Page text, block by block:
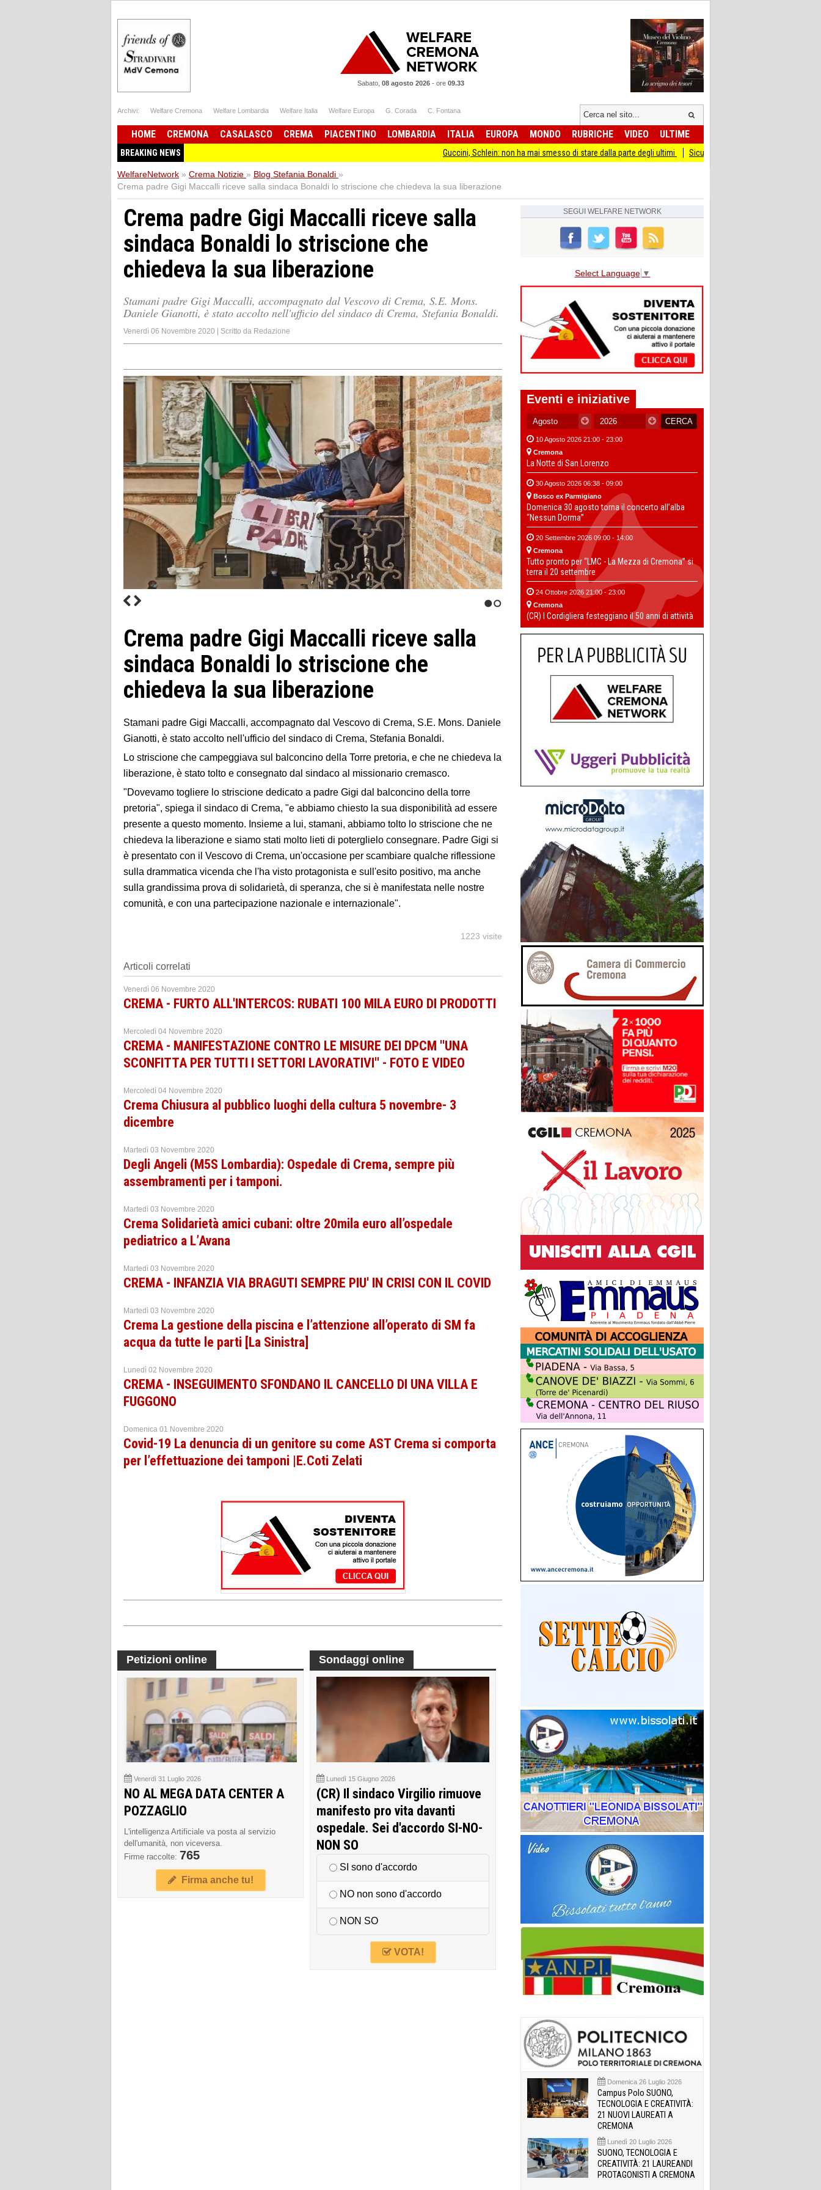
Sabato, 08 agosto 2026- ore 09.33
Archivi: Welfare Cremona Welfare Lombardia Welfare Italia Welfare Europa G. Corada C. Fontana
HOME CREMONA CASALASCO CREMA PIACENTINO LOMBARDIA ITALIA EUROPA MONDO RUBRICHE VIDEO ULTIME
BREAKING NEWS Guccini, Schlein: non ha mai smesso di stare dalla parte degli ultimi Sicurezza I Giovani Democratici ribattono ai
WelfareNetwork » Crema Notizie » Blog Stefania Bonaldi »
Crema padre Gigi Maccalli riceve salla sindaca Bonaldi lo striscione che chiedeva la sua liberazione
Crema padre Gigi Maccalli riceve salla
sindaca Bonaldi lo striscione che
chiedeva la sua liberazione
Stamani padre Gigi Maccalli, accompagnato dal Vescovo di Crema, S.E. Mons.
Daniele Gianotti, è stato accolto nell'ufficio del sindaco di Crema, Stefania Bonaldi.
Venerdì 06 Novembre 2020 | Scritto da Redazione
Crema padre Gigi Maccalli riceve salla
sindaca Bonaldi lo striscione che
chiedeva la sua liberazione
Stamani padre Gigi Maccalli, accompagnato dal Vescovo di Crema, S.E. Mons. Daniele
Gianotti, è stato accolto nell'ufficio del sindaco di Crema, Stefania Bonaldi.
Lo striscione che campeggiava sul balconcino della Torre pretoria, e che ne chiedeva la
liberazione, è stato tolto e consegnato dal sindaco al missionario cremasco.
"Dovevamo togliere lo striscione dedicato a padre Gigi dal balconcino della torre
pretoria", spiega il sindaco di Crema, "e abbiamo chiesto la sua disponibilità ad essere
presente a questo momento. Insieme a lui, stamani, abbiamo tolto lo striscione che ne
chiedeva la liberazione e siamo stati molto lieti di poterglielo consegnare. Padre Gigi si
è presentato con il Vescovo di Crema, un'occasione per scambiare qualche riflessione
sulla drammatica vicenda che l'ha visto protagonista e sull'esito positivo, ma anche
sulla grandissima prova di solidarietà, di speranza, che si è manifestata nelle nostre
comunità, e con una partecipazione nazionale e internazionale".
1223 visite
Articoli correlati
Venerdì 06 Novembre 2020
CREMA - FURTO ALL'INTERCOS: RUBATI 100 MILA EURO DI PRODOTTI
Mercoledì 04 Novembre 2020
CREMA - MANIFESTAZIONE CONTRO LE MISURE DEI DPCM ''UNA
SCONFITTA PER TUTTI I SETTORI LAVORATIVI'' - FOTO E VIDEO
Mercoledì 04 Novembre 2020
Crema Chiusura al pubblico luoghi della cultura 5 novembre- 3
dicembre
Martedì 03 Novembre 2020
Degli Angeli (M5S Lombardia): Ospedale di Crema, sempre più
assembramenti per i tamponi.
Martedì 03 Novembre 2020
Crema Solidarietà amici cubani: oltre 20mila euro all’ospedale
pediatrico a L’Avana
Martedì 03 Novembre 2020
CREMA - INFANZIA VIA BRAGUTI SEMPRE PIU' IN CRISI CON IL COVID
Martedì 03 Novembre 2020
Crema La gestione della piscina e l’attenzione all’operato di SM fa
acqua da tutte le parti [La Sinistra]
Lunedì 02 Novembre 2020
CREMA - INSEGUIMENTO SFONDANO IL CANCELLO DI UNA VILLA E
FUGGONO
Domenica 01 Novembre 2020
Covid-19 La denuncia di un genitore su come AST Crema si comporta
per l’effettuazione dei tamponi |E.Coti Zelati
Petizioni online
Venerdì 31 Luglio 2026
NO AL MEGA DATA CENTER A
POZZAGLIO
L'intelligenza Artificiale va posta al servizio
dell'umanità, non viceversa.
Firme raccolte: 765
Firma anche tu!
Sondaggi online
Lunedì 15 Giugno 2026
(CR) Il sindaco Virgilio rimuove
manifesto pro vita davanti
ospedale. Sei d'accordo SI-NO-
NON SO
SI sono d'accordo
NO non sono d'accordo
NON SO
VOTA!
SEGUI WELFARE NETWORK
Select Language ▼
Eventi e iniziative
10 Agosto 2026 21:00 - 23:00
Cremona
La Notte di San Lorenzo
30 Agosto 2026 06:38 - 09:00
Bosco ex Parmigiano
Domenica 30 agosto torna il concerto all’alba
“Nessun Dorma”
20 Settembre 2026 09:00 - 14:00
Cremona
Tutto pronto per “LMC - La Mezza di Cremona” si
terra il 20 settembre
24 Ottobre 2026 21:00 - 23:00
Cremona
(CR) I Cordigliera festeggiano il 50 anni di attività
Domenica 26 Luglio 2026
Campus Polo SUONO,
TECNOLOGIA E CREATIVITÀ:
21 NUOVI LAUREATI A
CREMONA
Lunedì 20 Luglio 2026
SUONO, TECNOLOGIA E
CREATIVITÀ: 21 LAUREANDI
PROTAGONISTI A CREMONA